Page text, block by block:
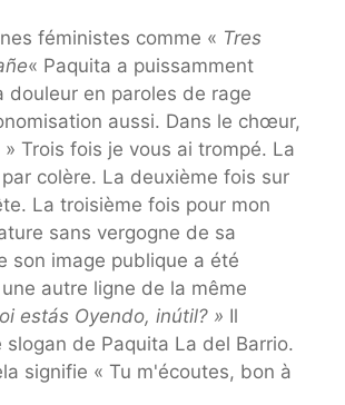
féministes comme « Tres
« Paquita a puissamment
douleur en paroles de rage
aussi. Dans le chœur,
Trois fois je vous ai trompé. La
colère. La deuxième fois sur
La troisième fois pour mon
sans vergogne de sa
son image publique a été
autre ligne de la même
estás Oyendo, inútil? » Il
de Paquita La del Barrio.
signifie « Tu m'écoutes, bon à